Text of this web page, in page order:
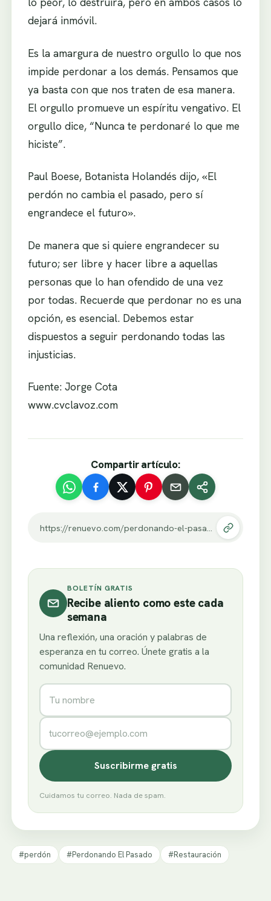
dejará inmóvil.
Es la amargura de nuestro orgullo lo que nos
impide perdonar a los demás. Pensamos que
ya basta con que nos traten de esa manera.
El orgullo promueve un espíritu vengativo. El
orgullo dice, “Nunca te perdonaré lo que me
hiciste”.
Paul Boese, Botanista Holandés dijo, «El
perdón no cambia el pasado, pero sí
engrandece el futuro».
De manera que si quiere engrandecer su
futuro; ser libre y hacer libre a aquellas
personas que lo han ofendido de una vez
por todas. Recuerde que perdonar no es una
opción, es esencial. Debemos estar
dispuestos a seguir perdonando todas las
injusticias.
Fuente: Jorge Cota
www.cvclavoz.com
Compartir artículo:
https://renuevo.com/perdonando-el-pasado.html
BOLETÍN GRATIS
Recibe aliento como este cada
semana
Una reflexión, una oración y palabras de
esperanza en tu correo. Únete gratis a la
comunidad Renuevo.
Nombre
Correo electrónico
Suscribirme gratis
Cuidamos tu correo. Nada de spam.
#perdón #Perdonando El Pasado #Restauración